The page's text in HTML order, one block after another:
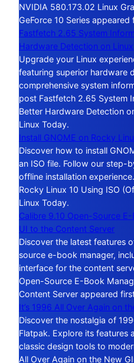
NVIDIA 580.173.02 Linux
GeForce 10 Series
Fastfetch 2.65 System
Hardware Detection on Linux
Upgrade your Linux
featuring superior hardware
comprehensive system
post Fastfetch 2.65 System
Better Hardware Detection
Linux Today.
Install GNOME on Rocky
Discover how to install
an ISO file. Follow our step-
offline installation
Rocky Linux 10 Using ISO
Linux Today.
Calibre 9.10 Open-Source
UI to the Content Server
Discover the latest features
source e-book manager,
interface for the content
Open-Source E-Book
Content Server appeared
It’s 1996 All Over Again on
Discover the nostalgia of
Flatpak. Explore its features
classic design tools to
All Over Again on the New